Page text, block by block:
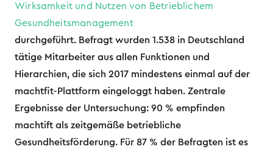
Wirksamkeit und Nutzen von Betrieblichem
Gesundheitsmanagement
durchgeführt. Befragt wurden 1.538 in Deutschland
tätige Mitarbeiter aus allen Funktionen und
Hierarchien, die sich 2017 mindestens einmal auf der
machtfit-Plattform eingeloggt haben. Zentrale
Ergebnisse der Untersuchung: 90 % empfinden
machtift als zeitgemäße betriebliche
Gesundheitsförderung. Für 87 % der Befragten ist es